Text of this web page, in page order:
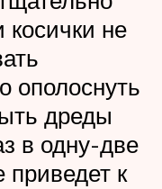
не
ополоснуть
дреды
в одну-две
к